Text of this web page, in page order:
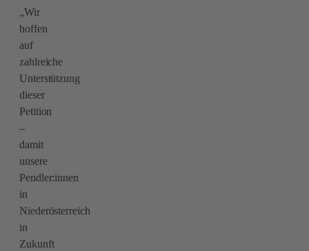
„Wir
hoffen
auf
zahlreiche
Unterstützung
dieser
Petition
–
damit
unsere
Pendler:innen
in
Niederösterreich
in
Zukunft